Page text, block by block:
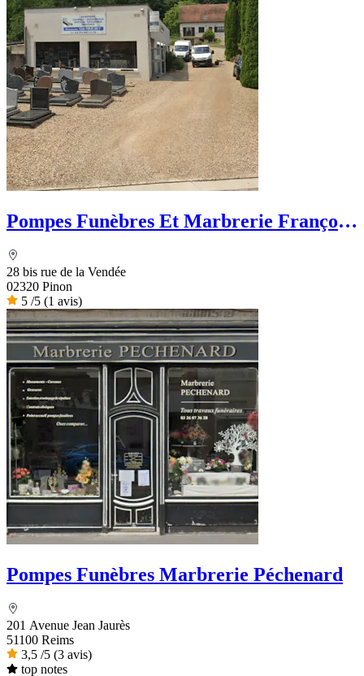
Pompes Funèbres Et Marbrerie François
28 bis rue de la Vendée
02320 Pinon
5 /5 (1 avis)
Pompes Funèbres Marbrerie Péchenard
201 Avenue Jean Jaurès
51100 Reims
3,5 /5 (3 avis)
top notes